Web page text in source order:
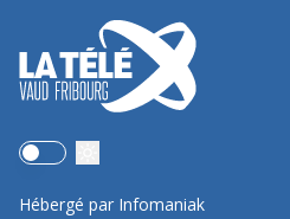
Use setting
Hébergé par Infomaniak